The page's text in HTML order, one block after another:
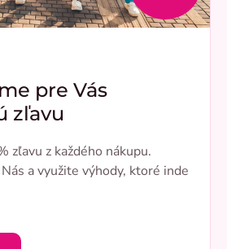
pre Vás
zľavu
zľavu z každého nákupu.
a využite výhody, ktoré inde